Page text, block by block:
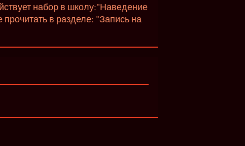
набор в школу:"Наведение
в разделе: "Запись на